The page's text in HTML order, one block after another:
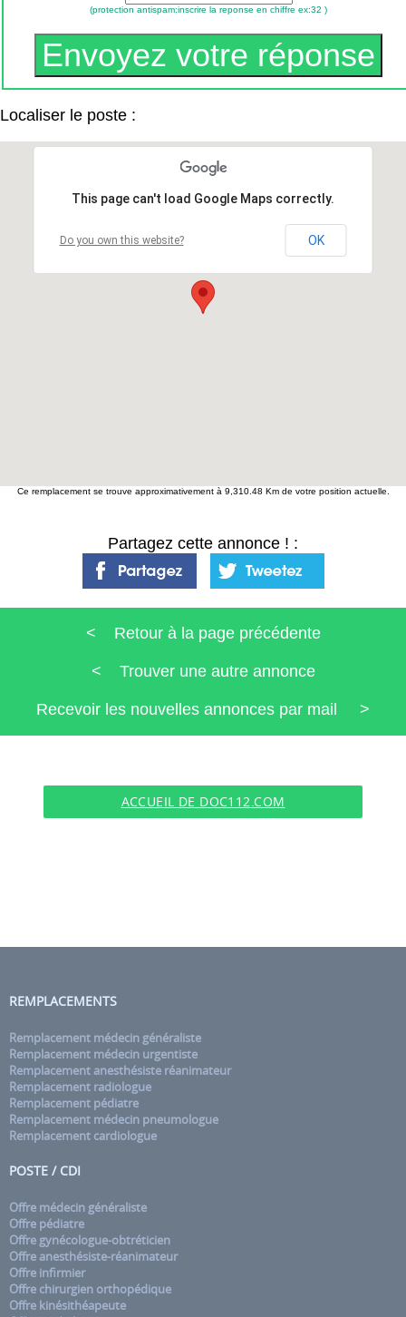
(protection antispam:inscrire la reponse en chiffre ex:32 )
Localiser le poste :
This page can't load Google Maps correctly.
Do you own this website? OK
Ce remplacement se trouve approximativement à 9,310.48 Km de votre position actuelle.
Partagez cette annonce ! :
< Retour à la page précédente
< Trouver une autre annonce
Recevoir les nouvelles annonces par mail >
ACCUEIL DE DOC112.COM
REMPLACEMENTS
Remplacement médecin généraliste
Remplacement médecin urgentiste
Remplacement anesthésiste réanimateur
Remplacement radiologue
Remplacement pédiatre
Remplacement médecin pneumologue
Remplacement cardiologue
POSTE / CDI
Offre médecin généraliste
Offre pédiatre
Offre gynécologue-obtréticien
Offre anesthésiste-réanimateur
Offre infirmier
Offre chirurgien orthopédique
Offre kinésithéapeute